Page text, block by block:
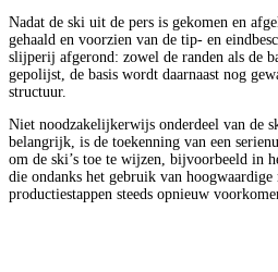
Nadat de ski uit de pers is gekomen en
gehaald en voorzien van de tip- en
slijperij afgerond: zowel de randen als de
gepolijst, de basis wordt daarnaast nog
structuur.
Niet noodzakelijkerwijs onderdeel van de
belangrijk, is de toekenning van een
om de ski’s toe te wijzen, bijvoorbeeld in
die ondanks het gebruik van
productiestappen steeds opnieuw